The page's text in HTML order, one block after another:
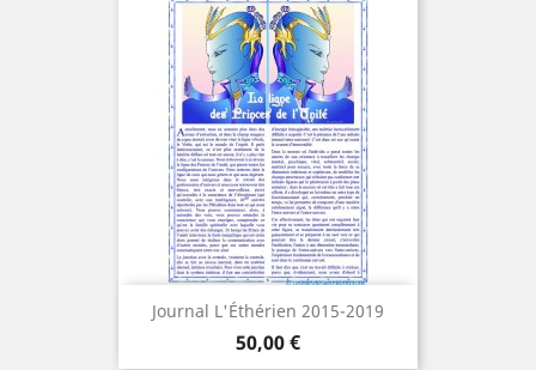
Journal L'Éthérien 2015-2019
Cena
50,00 €